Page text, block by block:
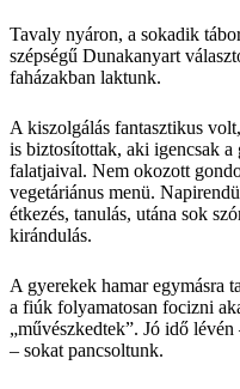
Tavaly nyáron, a sokadik
szépségű Dunakanyart
faházakban laktunk.
A kiszolgálás fantasztikus
is biztosítottak, aki igencsak
falatjaival. Nem okozott
vegetáriánus menü.
étkezés, tanulás, utána sok
kirándulás.
A gyerekek hamar egymásra
a fiúk folyamatosan focizni
„művészkedtek”. Jó idő
– sokat pancsoltunk.